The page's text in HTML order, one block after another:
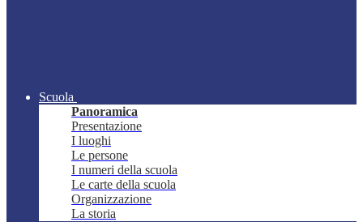
Scuola
Panoramica
Presentazione
I luoghi
Le persone
I numeri della scuola
Le carte della scuola
Organizzazione
La storia